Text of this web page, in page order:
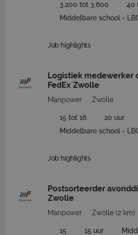
3.200 tot 3.600
40
Middelbare school -
Job highlights
Logistiek medewerker
FedEx Zwolle
Manpower Zwolle
15 tot 16
20 uur
Middelbare school -
Job highlights
Postsorteerder
Zwolle
Manpower Zwolle (2 km)
15 15 uur